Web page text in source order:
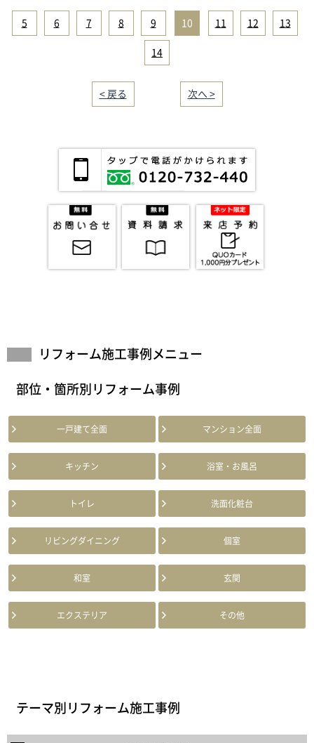
5 6 7 8 9 10 11 12 13
14
< 戻る 次へ >
リフォーム施工事例メニュー
部位・箇所別リフォーム事例
一戸建て全面 マンション全面
キッチン 浴室・お風呂
トイレ 洗面化粧台
リビングダイニング 個室
和室 玄関
エクステリア その他
テーマ別リフォーム施工事例